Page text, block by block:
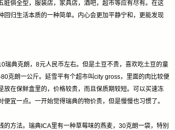
俱全型，服装店，家具店，酒吧，超市等应有尽有。在这
归生活本质的一种简单。内心会更加平静宁和，更能发现
瑞典克朗，8元人民币左右。但是土豆不贵，喜欢吃土豆的童
克朗一公斤。延雪平有个超市叫city gross，里面的肉比较便
在保鲜盒里的，价格较贵，而且保质期较短。可以买速冻
宜一点。一开始觉得瑞典的物价贵，但是慢慢也习惯了。
方法。瑞典ICA里有一种草莓味的燕麦，30克朗一袋，特别